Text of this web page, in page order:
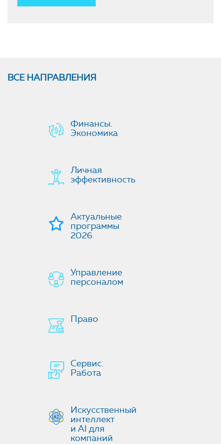
ВСЕ НАПРАВЛЕНИЯ
Финансы.
Экономика
Личная
эффективность
Актуальные
программы
2026
Управление
персоналом
Право
Сервис.
Работа
Искусственный
интеллект
и AI для
компаний